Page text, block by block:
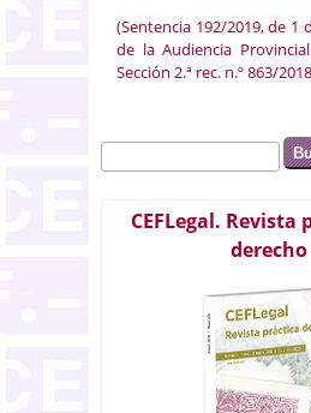
(Sentencia 192/2019, de 1
de la Audiencia
Sección 2.ª rec. n.º 863/
Formulario de
Buscar
CEFLegal. Revista
derecho